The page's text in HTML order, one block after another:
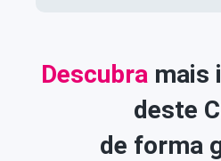
Descubramais
deste
de forma